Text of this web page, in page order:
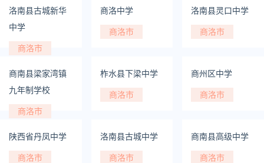
洛南县古城新华
中学
商洛市
商洛中学
商洛市
洛南县灵口中学
商洛市
商南县梁家湾镇
九年制学校
商洛市
柞水县下梁中学
商洛市
商州区中学
商洛市
陕西省丹凤中学
商洛市
洛南县古城中学
商洛市
商南县高级中学
商洛市